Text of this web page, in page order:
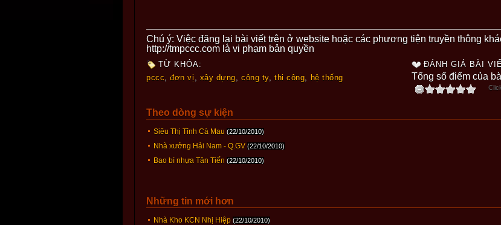
Chú ý: Việc đăng lại bài viết trên ở website hoặc các phương tiện truyền thông
http://tmpccc.com là vi phạm bản quyền
TỪ KHÓA:
pccc,đơn vị , xây dựng,công ty,thi công, hệ thống
ĐÁNH GIÁ BÀI
Tổng số điểm của
Theo dòng sự kiện
Siêu Thị Tỉnh Cà Mau (22/10/2010)
Nhà xưởng Hải Nam - Q.GV (22/10/2010)
Bao bì nhựa Tân Tiến (22/10/2010)
Những tin mới hơn
Nhà Kho KCN Nhị Hiệp (22/10/2010)